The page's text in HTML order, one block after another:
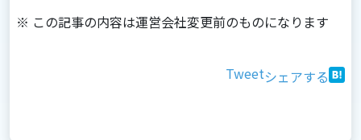
※ この記事の内容は運営会社変更前のものになります
Tweetシェアする